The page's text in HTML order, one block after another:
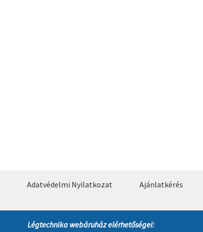
Adatvédelmi Nyilatkozat Ajánlatkérés
Légtechnika webáruház elérhetőségei: